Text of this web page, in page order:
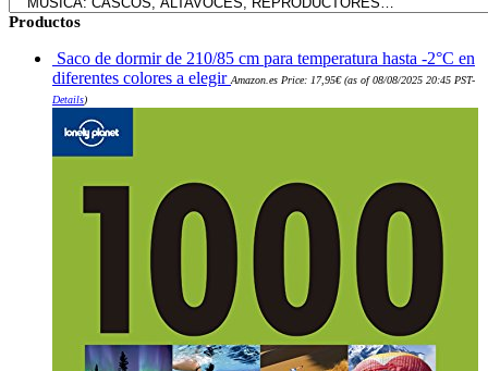
Productos
Saco de dormir de 210/85 cm para temperatura hasta -2°C en
diferentes colores a elegir Amazon.es Price: 17,95€(as of 08/08/2025 20:45 PST-
Details)